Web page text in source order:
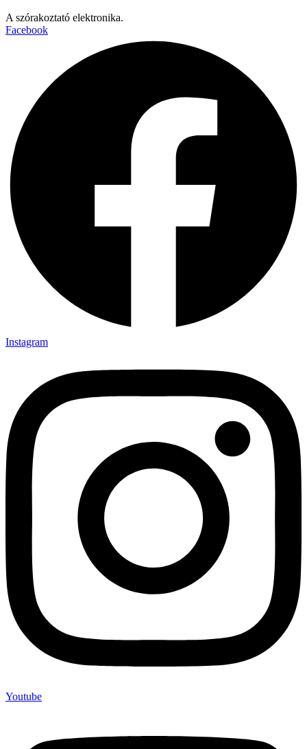
A szórakoztató elektronika.
Facebook
Instagram
Youtube